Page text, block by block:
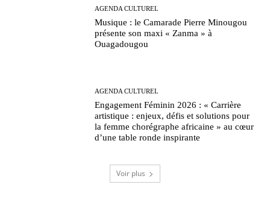
AGENDA CULTUREL
Musique : le Camarade Pierre Minougou
présente son maxi « Zanma » à
Ouagadougou
AGENDA CULTUREL
Engagement Féminin 2026 : « Carrière
artistique : enjeux, défis et solutions pour
la femme chorégraphe africaine » au cœur
d’une table ronde inspirante
Voir plus